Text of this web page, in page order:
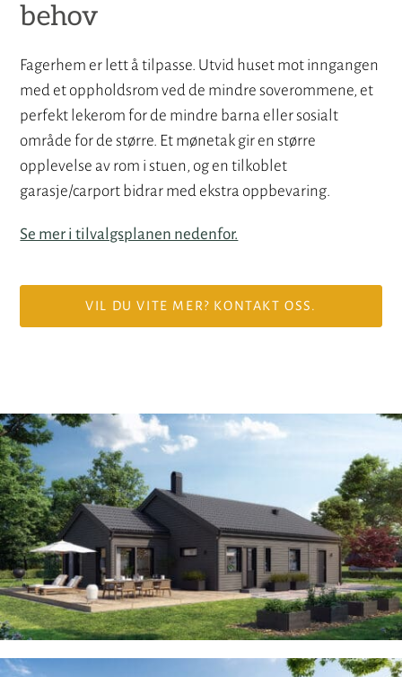
behov
Fagerhem er lett å tilpasse. Utvid huset mot inngangen
med et oppholdsrom ved de mindre soverommene, et
perfekt lekerom for de mindre barna eller sosialt
område for de større. Et mønetak gir en større
opplevelse av rom i stuen, og en tilkoblet
garasje/carport bidrar med ekstra oppbevaring.
Se mer i tilvalgsplanen nedenfor.
VIL DU VITE MER? KONTAKT OSS.